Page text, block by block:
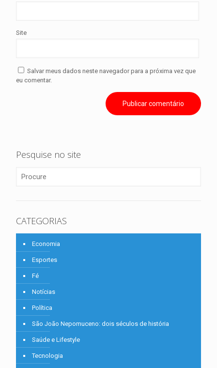
Site
Salvar meus dados neste navegador para a próxima vez que
eu comentar.
Pesquise no site
CATEGORIAS
Economia
Esportes
Fé
Notícias
Política
São João Nepomuceno: dois séculos de história
Saúde e Lifestyle
Tecnologia